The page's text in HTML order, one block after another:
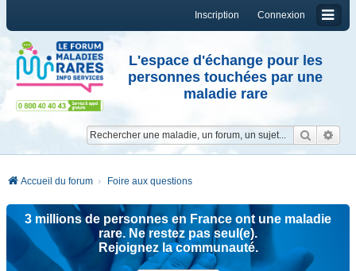
Connexion
Inscription
L'espace d'échange pour les
personnes touchées par une
maladie rare
Accueil du forum Foire aux questions
3 millions de personnes en France ont une maladie
rare. Ne restez pas seul(e).
Rejoignez la communauté.